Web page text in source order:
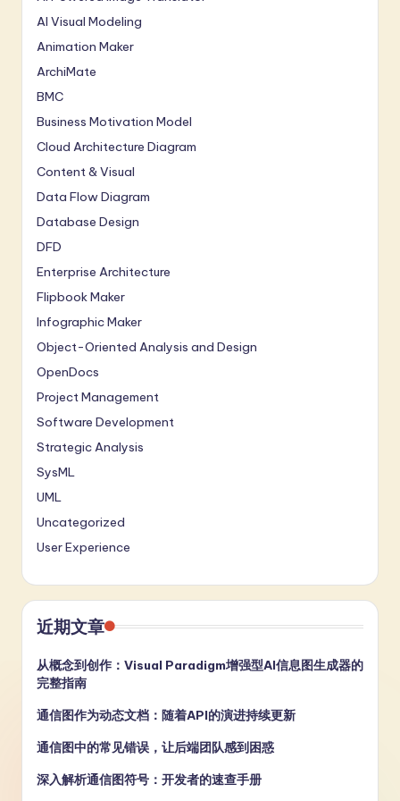
AI Visual Modeling
Animation Maker
ArchiMate
BMC
Business Motivation Model
Cloud Architecture Diagram
Content & Visual
Data Flow Diagram
Database Design
DFD
Enterprise Architecture
Flipbook Maker
Infographic Maker
Object-Oriented Analysis and Design
OpenDocs
Project Management
Software Development
Strategic Analysis
SysML
UML
Uncategorized
User Experience
近期文章
从概念到创作：Visual Paradigm增强型AI信息图生成器的
完整指南
通信图作为动态文档：随着API的演进持续更新
通信图中的常见错误，让后端团队感到困惑
深入解析通信图符号：开发者的速查手册